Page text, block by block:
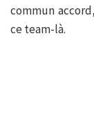
commun
ce team-là.